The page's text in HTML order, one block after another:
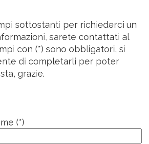
sottostanti per richiederci un
sarete contattati al
con (*) sono obbligatori, si
di completarli per poter
grazie.
(*)